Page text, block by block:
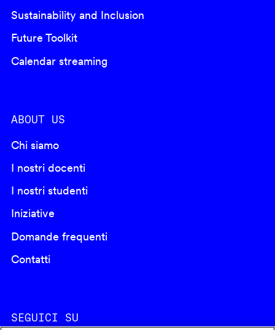
Sustainability and Inclusion
Future Toolkit
Calendar streaming
ABOUT US
Chi siamo
I nostri docenti
I nostri studenti
Iniziative
Domande frequenti
Contatti
SEGUICI SU